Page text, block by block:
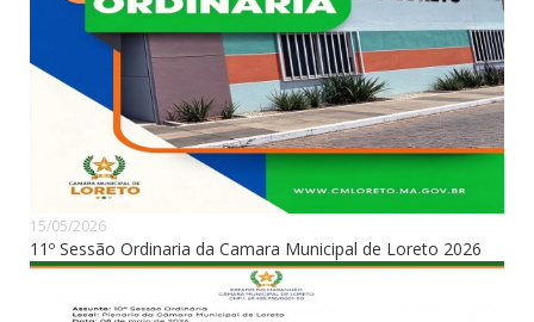
15/05/2026
11º Sessão Ordinaria da Camara Municipal de Loreto 2026